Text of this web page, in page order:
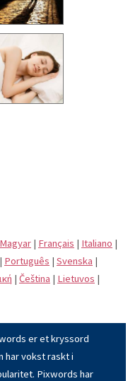
Magyar | Français | Italiano |
| Português | Svenska |
| Čeština | Lietuvos |
er et kryssord
har vokst raskt i
Pixwords har